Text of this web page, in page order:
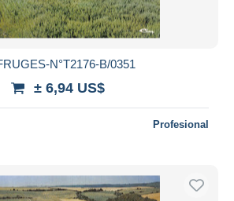
N°T2176-B/0351
± 6,94 US$
Profesional